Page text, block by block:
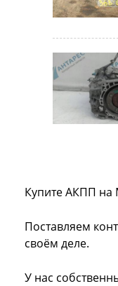
Купите АКПП на
Поставляем
своём деле.
У нас